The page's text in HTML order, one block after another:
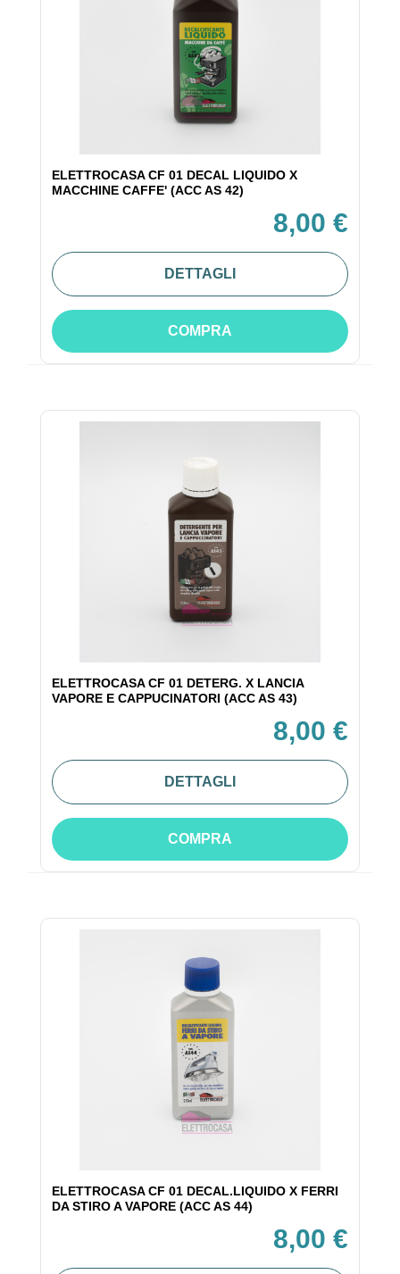
ELETTROCASA CF 01 DECAL LIQUIDO X
MACCHINE CAFFE' (ACC AS 42)
8,00 €
DETTAGLI
COMPRA
ELETTROCASA CF 01 DETERG. X LANCIA
VAPORE E CAPPUCINATORI (ACC AS 43)
8,00 €
DETTAGLI
COMPRA
ELETTROCASA CF 01 DECAL.LIQUIDO X FERRI
DA STIRO A VAPORE (ACC AS 44)
8,00 €